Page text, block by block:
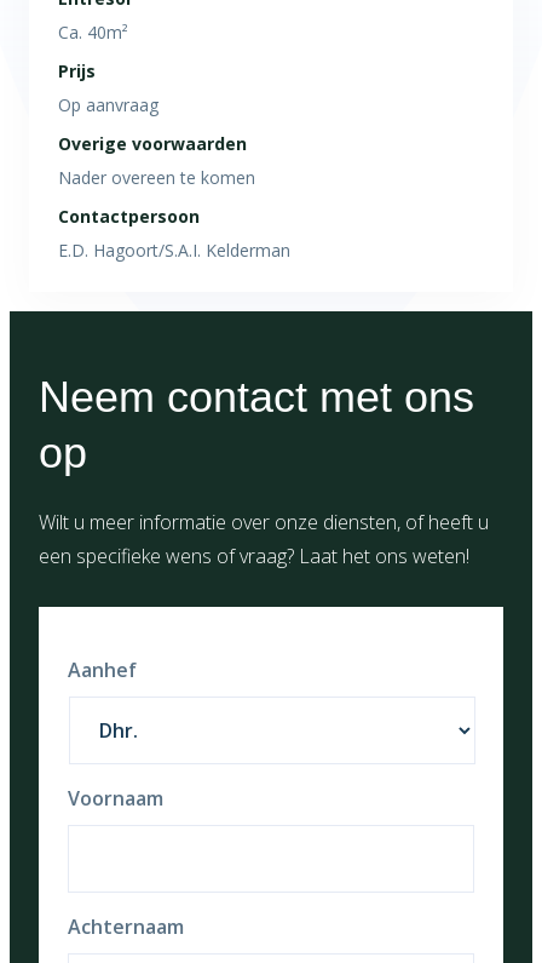
Ca. 40m²
Prijs
Op aanvraag
Overige voorwaarden
Nader overeen te komen
Contactpersoon
E.D. Hagoort/S.A.I. Kelderman
Neem contact met ons
op
Wilt u meer informatie over onze diensten, of heeft u
een specifieke wens of vraag? Laat het ons weten!
Aanhef
Voornaam
Achternaam